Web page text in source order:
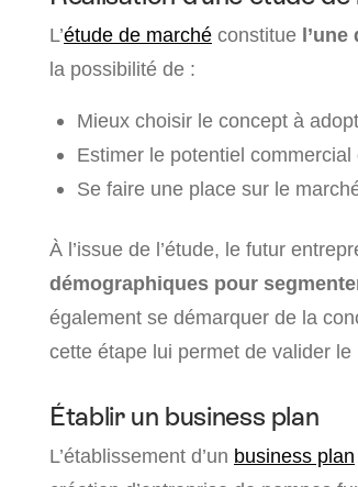
L’étude de marché constitue
la possibilité de :
Mieux choisir le concept à
Estimer le potentiel commercial
Se faire une place sur le
À l’issue de l’étude, le futur
démographiques pour
également se démarquer de la
cette étape lui permet de valider le
Établir un business plan
L’établissement d’un business plan